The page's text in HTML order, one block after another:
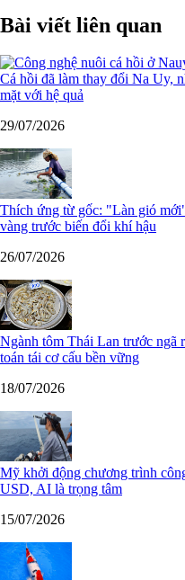
Bài viết liên quan
Cá hồi đã làm thay đổi Na Uy,
mặt với hệ quả
29/07/2026
Thích ứng từ gốc: "Làn gió
vàng trước biến đổi khí hậu
26/07/2026
Ngành tôm Thái Lan trước ngã
toán tái cơ cấu bền vững
18/07/2026
Mỹ khởi động chương trình
USD, AI là trọng tâm
15/07/2026